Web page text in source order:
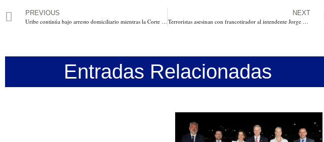
PREVIOUS
Uribe continúa bajo arresto domiciliario mientras la Corte define con que ley será procesado, así lodefinió la Juez 30 de Control de Garantías al reenviar el caso al alto tribunal
NEXT
Terroristas asesinan con francotirador al intendente Jorge Celis Matías, comandante de la Policía de carreteras en Curumaní, Cesar
Entradas Relacionadas